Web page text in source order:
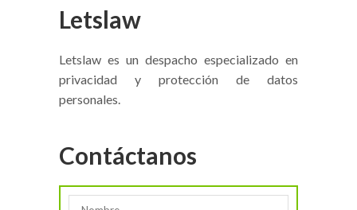
Letslaw
Letslaw es un despacho especializado en
privacidad y protección de datos
personales.
Contáctanos